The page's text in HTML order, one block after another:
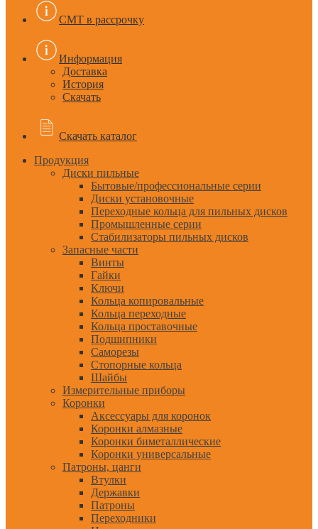
CMT в рассрочку
Информация
Доставка
История
Скачать
Скачать каталог
Продукция
Диски пильные
Бытовые/профессиональные серии
Диски установочные
Переходные кольца для пильных дисков
Промышленные серии
Стабилизаторы пильных дисков
Запасные части
Винты
Гайки
Ключи
Кольца копировальные
Кольца переходные
Кольца проставочные
Подшипники
Саморезы
Стопорные кольца
Шайбы
Измерительные приборы
Коронки
Аксессуары для коронок
Коронки алмазные
Коронки биметаллические
Коронки универсальные
Патроны, цанги
Втулки
Державки
Патроны
Переходники